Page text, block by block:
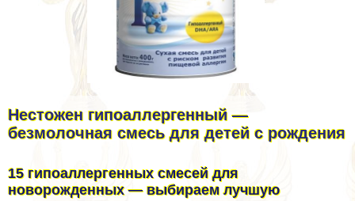
Нестожен гипоаллергенный —
безмолочная смесь для детей с рождения
15 гипоаллергенных смесей для
новорожденных — выбираем лучшую